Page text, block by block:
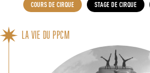
COURS DE CIRQUE STAGE DE CIRQUE
LA VIE DU PPCM